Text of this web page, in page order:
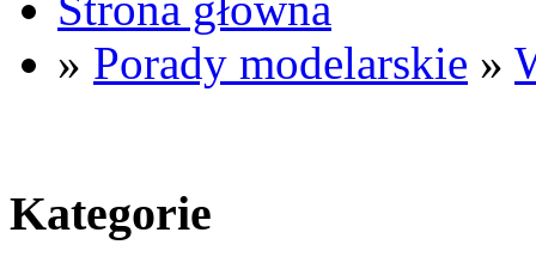
» Porady modelarskie »
Kategorie